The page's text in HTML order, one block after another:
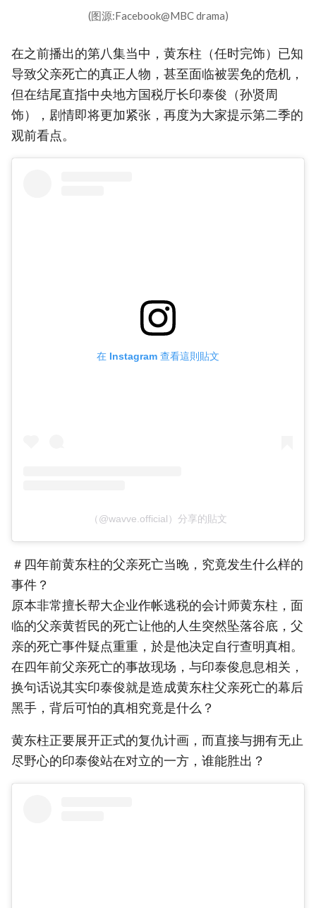
(图源:Facebook@MBC drama)
在之前播出的第八集当中，黄东柱（任时完饰）已知
导致父亲死亡的真正人物，甚至面临被罢免的危机，
但在结尾直指中央地方国税厅长印泰俊（孙贤周
饰），剧情即将更加紧张，再度为大家提示第二季的
观前看点。
在 Instagram 查看這則貼文
（@wavve.official）分享的貼文
＃四年前黄东柱的父亲死亡当晚，究竟发生什么样的
事件？
原本非常擅长帮大企业作帐逃税的会计师黄东柱，面
临的父亲黄哲民的死亡让他的人生突然坠落谷底，父
亲的死亡事件疑点重重，於是他决定自行查明真相。
在四年前父亲死亡的事故现场，与印泰俊息息相关，
换句话说其实印泰俊就是造成黄东柱父亲死亡的幕后
黑手，背后可怕的真相究竟是什么？
黄东柱正要展开正式的复仇计画，而直接与拥有无止
尽野心的印泰俊站在对立的一方，谁能胜出？